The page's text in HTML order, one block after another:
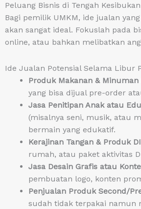
Peluang Bisnis di Tengah
Bagi pemilik UMKM, ide jualan
akan sangat ideal. Fokuslah pada
online, atau bahkan melibatkan
Ide Jualan Potensial Selama Libur
Produk Makanan & Minuman
yang bisa dijual pre-order
Jasa Penitipan Anak atau
(misalnya seni, musik, atau
bermain yang edukatif.
Kerajinan Tangan & Produk
rumah, atau paket aktivitas
Jasa Desain Grafis atau
pembuatan logo, konten
Penjualan Produk Second/
sudah tidak terpakai namun